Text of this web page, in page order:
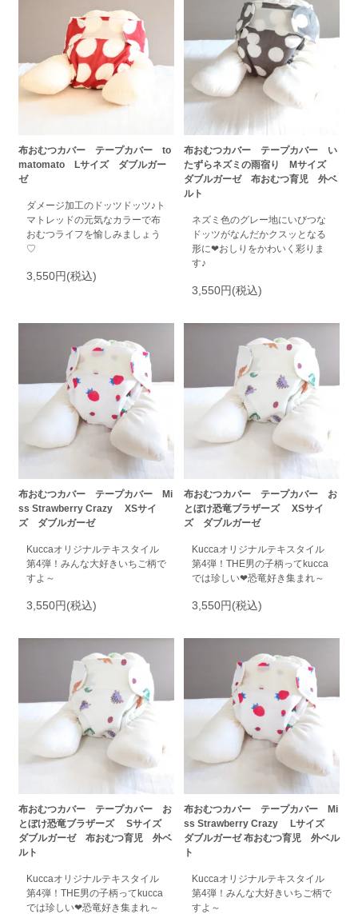
布おむつカバー テープカバー to
matomato Lサイズ ダブルガー
ゼ
ダメージ加工のドッツドッツ♪ト
マトレッドの元気なカラーで布
おむつライフを愉しみましょう
♡
3,550円(税込)
布おむつカバー テープカバー い
たずらネズミの雨宿り Mサイズ
ダブルガーゼ 布おむつ育児 外ベ
ルト
ネズミ色のグレー地にいびつな
ドッツがなんだかクスッとなる
形に❤おしりをかわいく彩りま
す♪
3,550円(税込)
布おむつカバー テープカバー Mi
ss Strawberry Crazy XSサイ
ズ ダブルガーゼ
Kuccaオリジナルテキスタイル
第4弾！みんな大好きいちご柄で
すよ～
3,550円(税込)
布おむつカバー テープカバー お
とぼけ恐竜ブラザーズ XSサイ
ズ ダブルガーゼ
Kuccaオリジナルテキスタイル
第4弾！THE男の子柄ってkucca
では珍しい❤恐竜好き集まれ～
3,550円(税込)
布おむつカバー テープカバー お
とぼけ恐竜ブラザーズ Sサイズ
ダブルガーゼ 布おむつ育児 外ベ
ルト
Kuccaオリジナルテキスタイル
第4弾！THE男の子柄ってkucca
では珍しい❤恐竜好き集まれ～
布おむつカバー テープカバー Mi
ss Strawberry Crazy Lサイズ
ダブルガーゼ 布おむつ育児 外ベル
ト
Kuccaオリジナルテキスタイル
第4弾！みんな大好きいちご柄で
すよ～